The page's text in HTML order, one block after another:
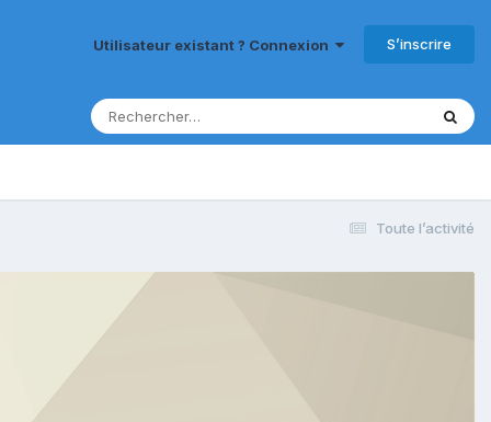
Utilisateur existant ? Connexion S’inscrire
Toute l’activité